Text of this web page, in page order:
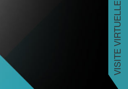
VISITE VIRTUELLE